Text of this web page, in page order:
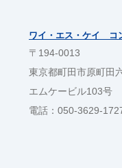
ワイ・エス・ケイ コ
〒194-0013
東京都町田市原町田
エムケービル103号
電話：050-3629-